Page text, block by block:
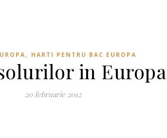
, HARTI PENTRU BAC EUROPA
in Europa
20 februarie 2012